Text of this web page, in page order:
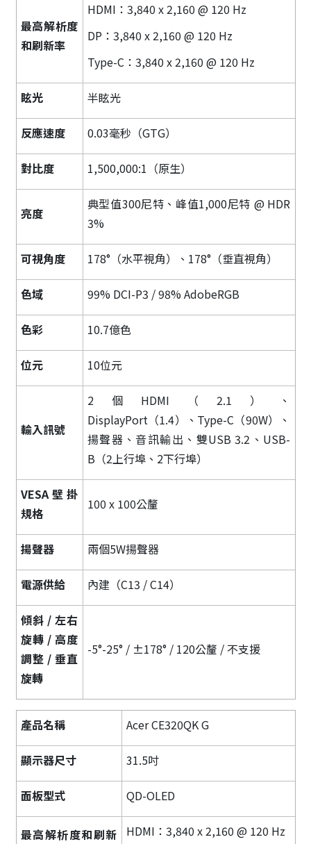
最高解析度
和刷新率
HDMI：3,840 x 2,160 @ 120 Hz
DP：3,840 x 2,160 @ 120 Hz
Type-C：3,840 x 2,160 @ 120 Hz
眩光 半眩光
反應速度 0.03毫秒（GTG）
對比度 1,500,000:1（原生）
亮度
典型值300尼特、峰值1,000尼特 @ HDR
3%
可視角度 178°（水平視角）、178°（垂直視角）
色域 99% DCI-P3 / 98% AdobeRGB
色彩 10.7億色
位元 10位元
輸入訊號
2個HDMI（2.1）、
DisplayPort（1.4）、Type-C（90W）、
揚聲器、音訊輸出、雙USB 3.2、USB-
B（2上行埠、2下行埠）
VESA壁掛
規格
100 x 100公釐
揚聲器 兩個5W揚聲器
電源供給 內建（C13 / C14）
傾斜 / 左右
旋轉 / 高度
調整 / 垂直
旋轉
-5°-25° / ±178° / 120公釐 / 不支援
產品名稱 Acer CE320QK G
顯示器尺寸 31.5吋
面板型式 QD-OLED
最高解析度和刷新
HDMI：3,840 x 2,160 @ 120 Hz